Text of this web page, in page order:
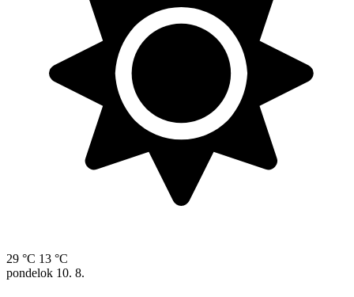
29 °C 13 °C
pondelok 10. 8.